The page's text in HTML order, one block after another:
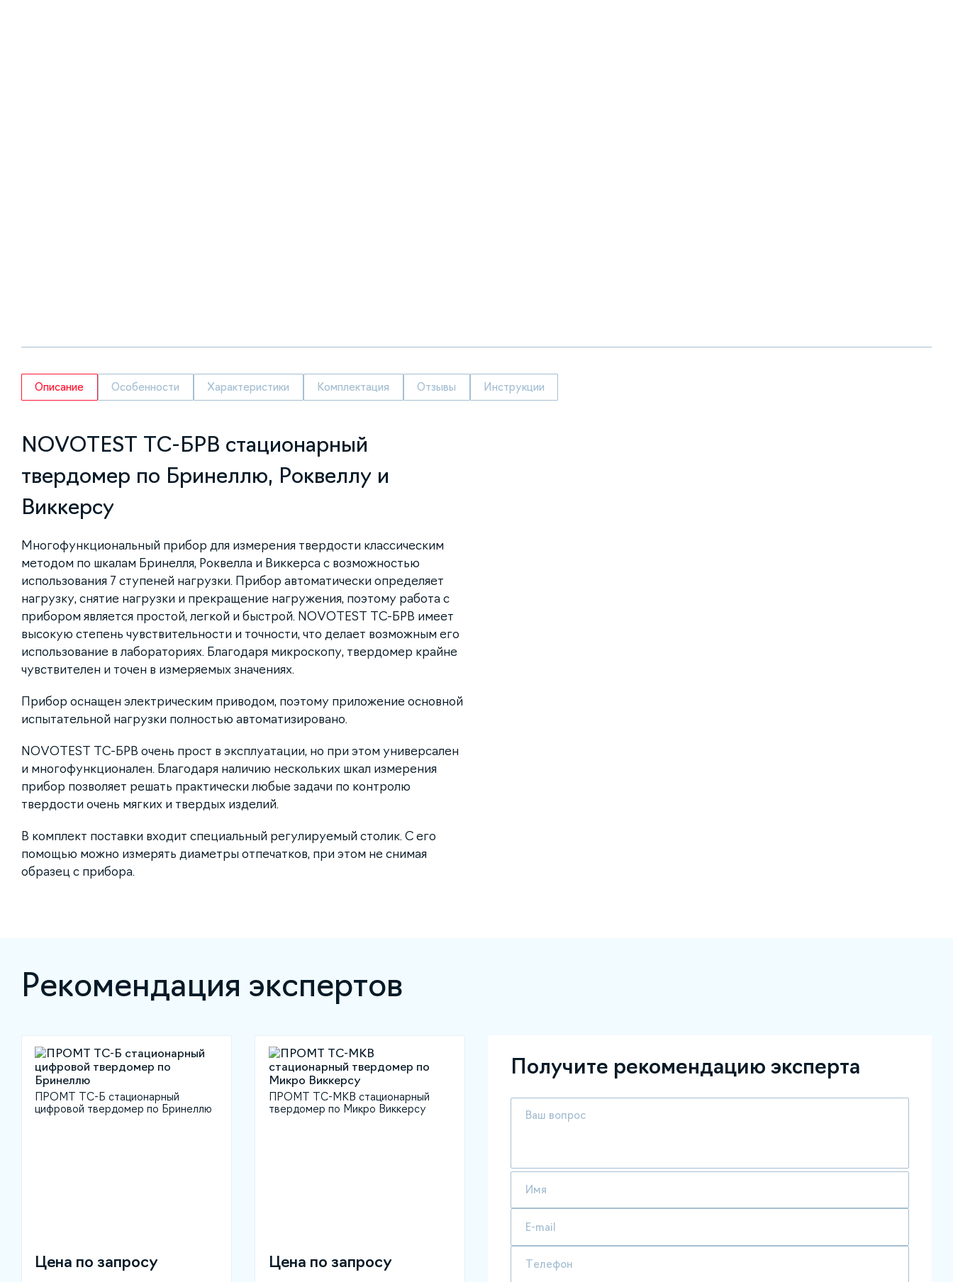
Описание Особенности Характеристики Комплектация Отзывы Инструкции
NOVOTEST ТС-БРВ стационарный
твердомер по Бринеллю, Роквеллу и
Виккерсу
Многофункциональный прибор для измерения твердости классическим
методом по шкалам Бринелля, Роквелла и Виккерса с возможностью
использования 7 ступеней нагрузки. Прибор автоматически определяет
нагрузку, снятие нагрузки и прекращение нагружения, поэтому работа с
прибором является простой, легкой и быстрой. NOVOTEST ТС-БРВ имеет
высокую степень чувствительности и точности, что делает возможным его
использование в лабораториях. Благодаря микроскопу, твердомер крайне
чувствителен и точен в измеряемых значениях.
Прибор оснащен электрическим приводом, поэтому приложение основной
испытательной нагрузки полностью автоматизировано.
NOVOTEST ТС-БРВ очень прост в эксплуатации, но при этом универсален
и многофункционален. Благодаря наличию нескольких шкал измерения
прибор позволяет решать практически любые задачи по контролю
твердости очень мягких и твердых изделий.
В комплект поставки входит специальный регулируемый столик. С его
помощью можно измерять диаметры отпечатков, при этом не снимая
образец с прибора.
Рекомендация экспертов
ПРОМТ ТС-Б стационарный
цифровой твердомер по Бринеллю
Цена по запросу
ПРОМТ ТС-МКВ стационарный
твердомер по Микро Виккерсу
Цена по запросу
Получите рекомендацию эксперта